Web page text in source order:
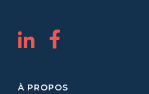
À PROPOS